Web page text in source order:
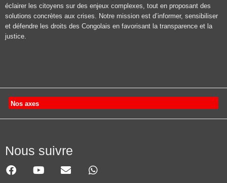
éclairer les citoyens sur des enjeux complexes, tout en proposant des
solutions concrètes aux crises. Notre mission est d’informer, sensibiliser
et défendre les droits des Congolais en favorisant la transparence et la
justice.
Nos axes
Nous suivre